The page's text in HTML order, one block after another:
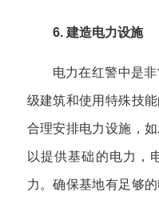
6. 建造电力设施
电力在红警中是
级建筑和使用特殊技
合理安排电力设施，
以提供基础的电力，
力。确保基地有足够